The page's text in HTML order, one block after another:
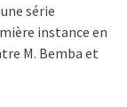
série
instance en
M. Bemba et